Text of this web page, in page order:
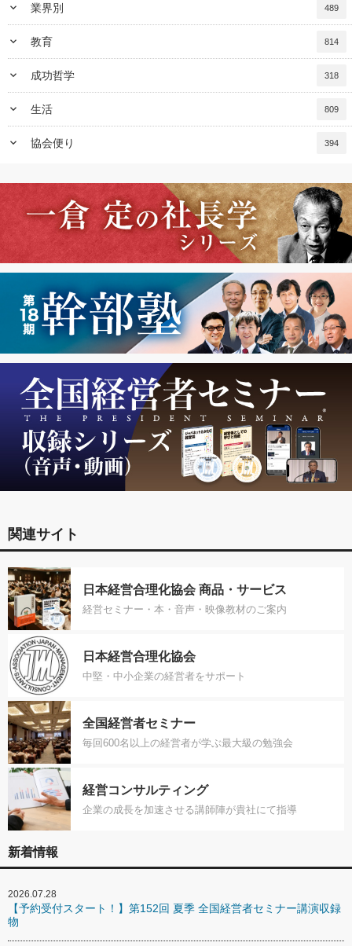
keyboard_arrow_down 業界別 489
keyboard_arrow_down 教育 814
keyboard_arrow_down 成功哲学 318
keyboard_arrow_down 生活 809
keyboard_arrow_down 協会便り 394
関連サイト
日本経営合理化協会 商品・サービス
経営セミナー・本・音声・映像教材のご案内
日本経営合理化協会
中堅・中小企業の経営者をサポート
全国経営者セミナー
毎回600名以上の経営者が学ぶ最大級の勉強会
経営コンサルティング
企業の成長を加速させる講師陣が貴社にて指導
新着情報
2026.07.28
【予約受付スタート！】第152回 夏季 全国経営者セミナー講演収録
物